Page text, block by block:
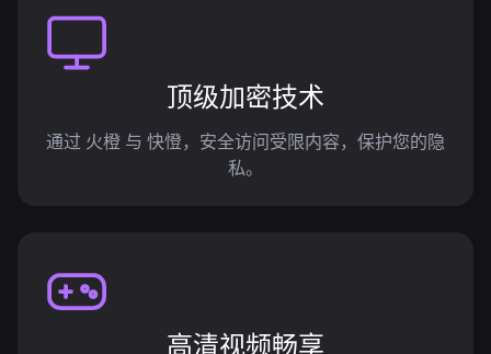
顶级加密技术
通过 火橙 与 快憕，安全访问受限内容，保护您的隐
私。
高清视频畅享